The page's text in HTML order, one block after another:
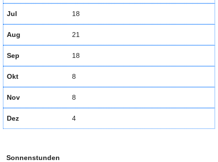
Jul 18
Aug 21
Sep 18
Okt 8
Nov 8
Dez 4
Sonnenstunden